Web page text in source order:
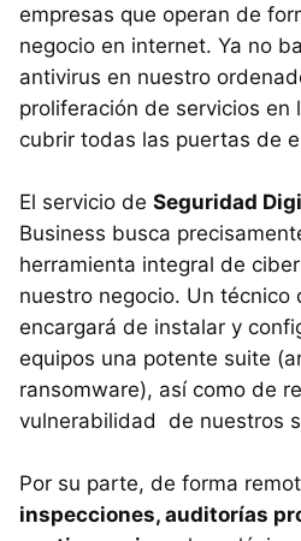
empresas que operan de
negocio en internet. Ya no
antivirus en nuestro
proliferación de servicios en
cubrir todas las puertas de
El servicio de Seguridad
Business busca
herramienta integral de
nuestro negocio. Un técnico
encargará de instalar y
equipos una potente suite
ransomware), así como de
vulnerabilidad de nuestros
Por su parte, de forma
inspecciones, auditorías